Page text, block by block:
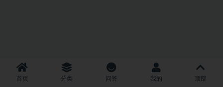
首页 分类 问答 我的 顶部